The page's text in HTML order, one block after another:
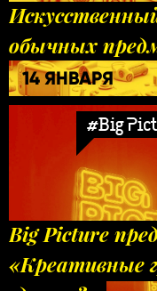
обычных
14 ЯНВАРЯ
#Big
Big Picture
«Креативные